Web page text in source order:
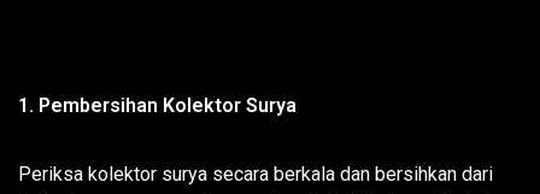
1. Pembersihan Kolektor Surya
Periksa kolektor surya secara berkala dan bersihkan dari